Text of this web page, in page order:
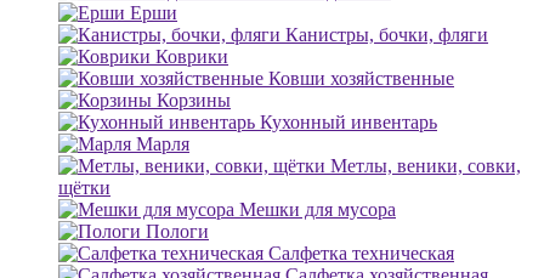
Ерши
Канистры, бочки, фляги
Коврики
Ковши хозяйственные
Корзины
Кухонный инвентарь
Марля
Метлы, веники, совки,
щётки
Мешки для мусора
Пологи
Салфетка техническая